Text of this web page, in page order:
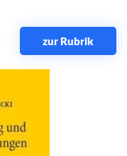
zur Rubrik